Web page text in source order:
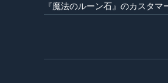
れ、特殊効果を持つものもあ
ジャンボは、プレイヤーの出
『魔法のルーン石』のカスタマ